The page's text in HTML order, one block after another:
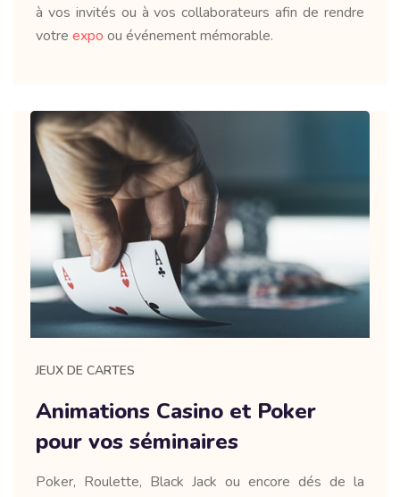
à vos invités ou à vos collaborateurs afin de rendre
votre expo ou événement mémorable.
JEUX DE CARTES
Animations Casino et Poker
pour vos séminaires
Poker, Roulette, Black Jack ou encore dés de la